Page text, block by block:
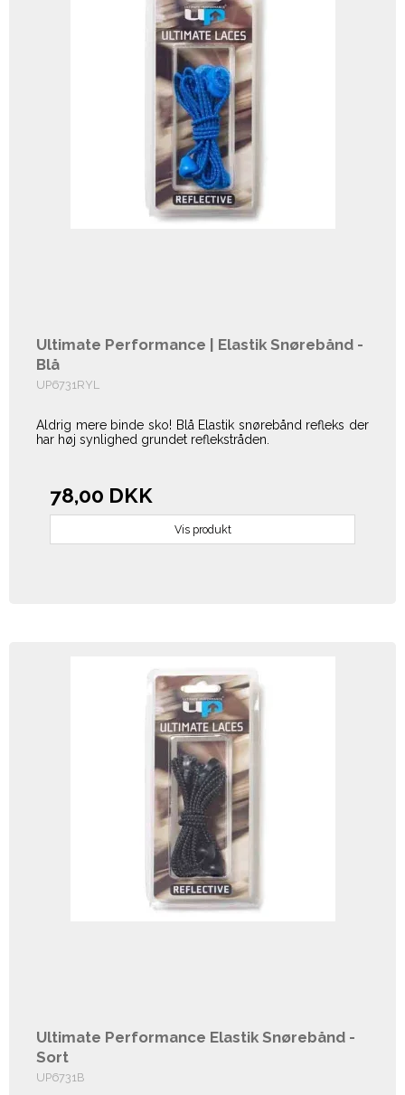
Ultimate Performance | Elastik Snørebånd -
Blå
UP6731RYL
Aldrig mere binde sko! Blå Elastik snørebånd refleks der
har høj synlighed grundet reflekstråden.
78,00 DKK
Vis produkt
Ultimate Performance Elastik Snørebånd -
Sort
UP6731B